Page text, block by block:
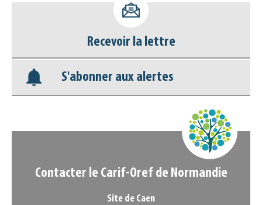
déconnecter)
Base documentaire
Nos veilles Scoop.it
Recevoir la lettre
S'abonner aux alertes
Contacter le Carif-Oref de Normandie
Site de Caen